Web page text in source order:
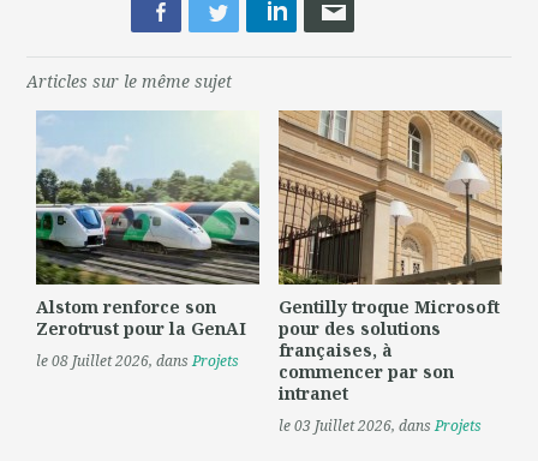
Articles sur le même sujet
Alstom renforce son
Zerotrust pour la GenAI
le 08 Juillet 2026, dansProjets
Gentilly troque Microsoft
pour des solutions
françaises, à
commencer par son
intranet
le 03 Juillet 2026, dansProjets